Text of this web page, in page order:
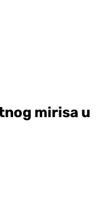
mirisa u